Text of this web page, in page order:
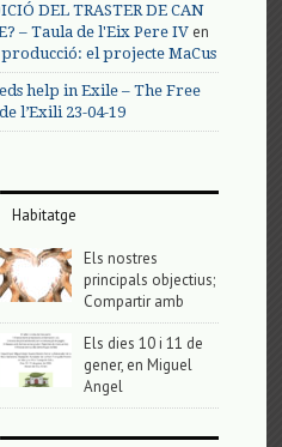
DEL TRASTER DE CAN
– Taula de l'Eix Pere IV en
el projecte MaCus
help in Exile – The Free
l’Exili 23-04-19
Habitatge
Els nostres
principals objectius;
Compartir amb
Els dies 10 i 11 de
gener, en Miguel
Angel